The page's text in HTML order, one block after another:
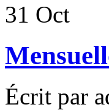
31 Oct
Écrit par